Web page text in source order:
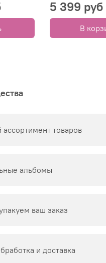
5 399 руб
В
товаров
альбомы
ваш заказ
и доставка